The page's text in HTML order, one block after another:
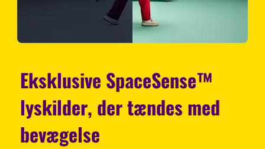
Eksklusive SpaceSense™
lyskilder, der tændes med
bevægelse